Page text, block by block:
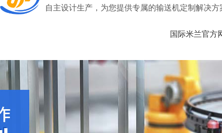
自主设计生产，为您提供专属的输送机定制解决方
国际米兰官方